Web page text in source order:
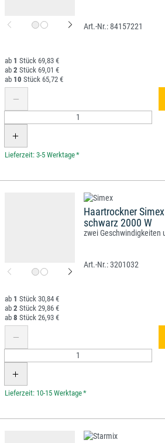
84157221
1
69,83 €
2
69,01 €
10
65,72 €
*
Haartrockner
schwarz 2000 W
zwei Geschwindigkeiten
3201032
1
30,84 €
2
29,86 €
8
26,93 €
*